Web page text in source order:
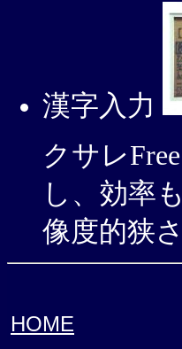
漢字入力
クサレ
し、効率
像度的狭
HOME